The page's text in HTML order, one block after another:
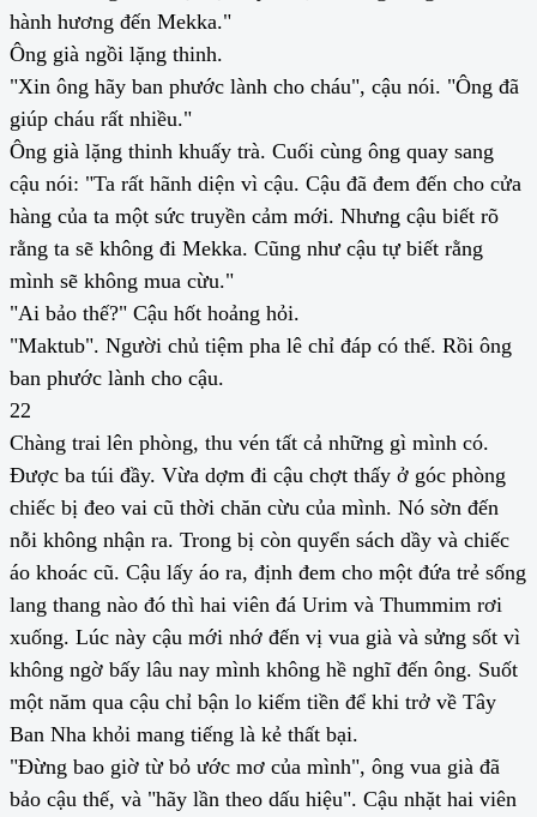
hành hương đến Mekka."
Ông già ngồi lặng thinh.
"Xin ông hãy ban phước lành cho cháu", cậu nói. "Ông đã
giúp cháu rất nhiều."
Ông già lặng thinh khuấy trà. Cuối cùng ông quay sang
cậu nói: "Ta rất hãnh diện vì cậu. Cậu đã đem đến cho cửa
hàng của ta một sức truyền cảm mới. Nhưng cậu biết rõ
rằng ta sẽ không đi Mekka. Cũng như cậu tự biết rằng
mình sẽ không mua cừu."
"Ai bảo thế?" Cậu hốt hoảng hỏi.
"Maktub". Người chủ tiệm pha lê chỉ đáp có thế. Rồi ông
ban phước lành cho cậu.
22
Chàng trai lên phòng, thu vén tất cả những gì mình có.
Được ba túi đầy. Vừa dợm đi cậu chợt thấy ở góc phòng
chiếc bị đeo vai cũ thời chăn cừu của mình. Nó sờn đến
nỗi không nhận ra. Trong bị còn quyển sách dầy và chiếc
áo khoác cũ. Cậu lấy áo ra, định đem cho một đứa trẻ sống
lang thang nào đó thì hai viên đá Urim và Thummim rơi
xuống. Lúc này cậu mới nhớ đến vị vua già và sửng sốt vì
không ngờ bấy lâu nay mình không hề nghĩ đến ông. Suốt
một năm qua cậu chỉ bận lo kiếm tiền để khi trở về Tây
Ban Nha khỏi mang tiếng là kẻ thất bại.
"Đừng bao giờ từ bỏ ước mơ của mình", ông vua già đã
bảo cậu thế, và "hãy lần theo dấu hiệu". Cậu nhặt hai viên